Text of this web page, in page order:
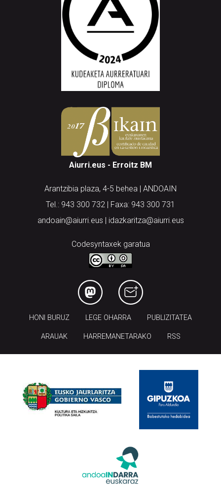
Aiurri.eus - Erroitz BM
Arantzibia plaza, 4-5 behea | ANDOAIN
Tel.: 943 300 732 | Faxa: 943 300 731
andoain@aiurri.eus | idazkaritza@aiurri.eus
Codesyntaxek garatua
HONI BURUZ LEGE OHARRA PUBLIZITATEA
ARAUAK HARREMANETARAKO RSS